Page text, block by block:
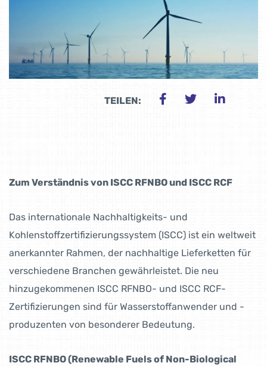
TEILEN:
Zum Verständnis von ISCC RFNBO und ISCC RCF
Das internationale Nachhaltigkeits- und
Kohlenstoffzertifizierungssystem (ISCC) ist ein weltweit
anerkannter Rahmen, der nachhaltige Lieferketten für
verschiedene Branchen gewährleistet. Die neu
hinzugekommenen ISCC RFNBO- und ISCC RCF-
Zertifizierungen sind für Wasserstoffanwender und -
produzenten von besonderer Bedeutung.
ISCC RFNBO (Renewable Fuels of Non-Biological